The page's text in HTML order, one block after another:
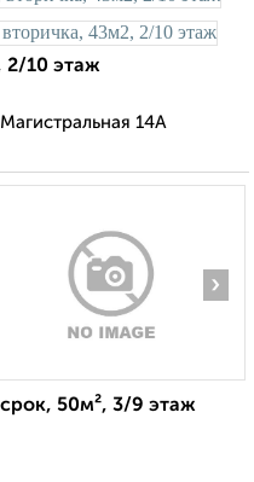
2/10 этаж
14А
›
50м², 3/9 этаж